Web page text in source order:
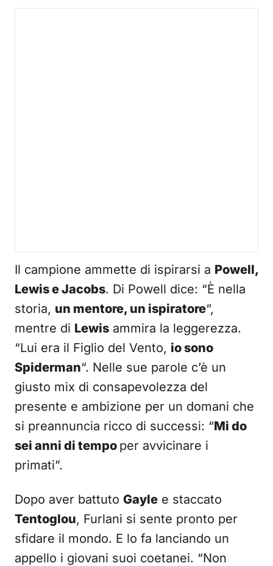
Il campione ammette di ispirarsi a Powell,
Lewis e Jacobs. Di Powell dice: “È nella
storia, un mentore, un ispiratore“,
mentre di Lewis ammira la leggerezza.
“Lui era il Figlio del Vento, io sono
Spiderman“. Nelle sue parole c’è un
giusto mix di consapevolezza del
presente e ambizione per un domani che
si preannuncia ricco di successi: “Mi do
sei anni di tempo per avvicinare i
primati”.
Dopo aver battuto Gayle e staccato
Tentoglou, Furlani si sente pronto per
sfidare il mondo. E lo fa lanciando un
appello i giovani suoi coetanei. “Non